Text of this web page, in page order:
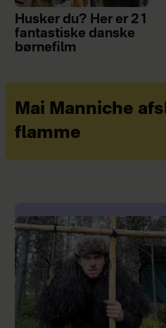
Husker du? Her er 21
fantastiske danske
børnefilm
Mai Manniche
flamme